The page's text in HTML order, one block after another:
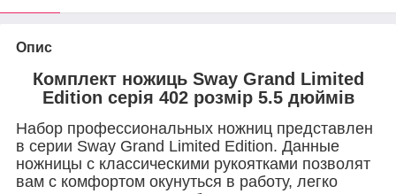
Опис
Комплект ножиць Sway Grand Limited
Edition серія 402 розмір 5.5 дюймів
Набор профессиональных ножниц представлен
в серии Sway Grand Limited Edition. Данные
ножницы с классическими рукоятками позволят
вам с комфортом окунуться в работу, легко